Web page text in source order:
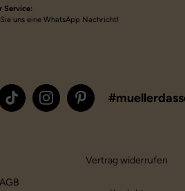
Service:
uns eine WhatsApp Nachricht!
AGB
Vertrag widerrufen